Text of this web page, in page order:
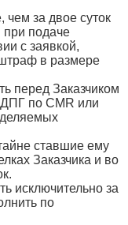
чем за двое суток
при подаче
с заявкой,
в размере
перед Заказчиком
по CMR или
ставшие ему
Заказчика и во
исключительно за
по